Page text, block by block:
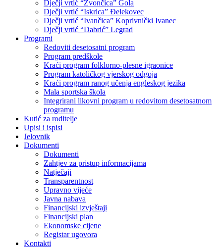
Dječji vrtić “Zvončica” Gola
Dječji vrtić “Iskrica” Đelekovec
Dječji vrtić “Ivančica” Koprivnički Ivanec
Dječji vrtić “Dabrić” Legrad
Programi
Redoviti desetosatni program
Program predškole
Kraći program folklorno-plesne igraonice
Program katoličkog vjerskog odgoja
Kraći program ranog učenja engleskog jezika
Mala sportska škola
Integrirani likovni program u redovitom desetosatnom
programu
Kutić za roditelje
Upisi i ispisi
Jelovnik
Dokumenti
Dokumenti
Zahtjev za pristup informacijama
Natječaji
Transparentnost
Upravno vijeće
Javna nabava
Financijski izvještaji
Financijski plan
Ekonomske cijene
Registar ugovora
Kontakti